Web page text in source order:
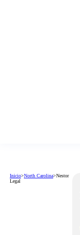
Inicio>North Carolina>Nestor
Legal